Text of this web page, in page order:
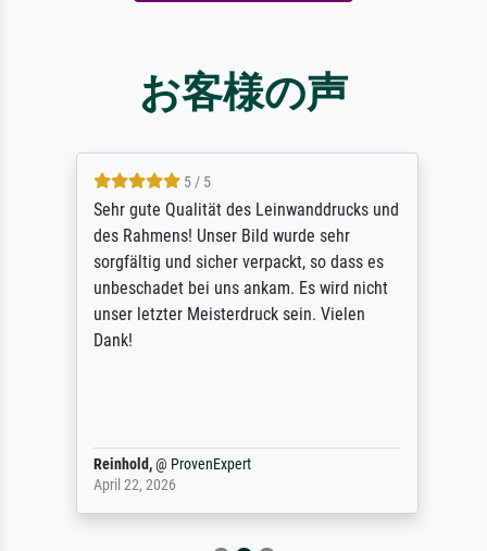
お客様の声
5 / 5
Sehr gute Qualität des Leinwanddrucks und
des Rahmens! Unser Bild wurde sehr
sorgfältig und sicher verpackt, so dass es
unbeschadet bei uns ankam. Es wird nicht
unser letzter Meisterdruck sein. Vielen
Dank!
Reinhold,@ ProvenExpert
April 22, 2026